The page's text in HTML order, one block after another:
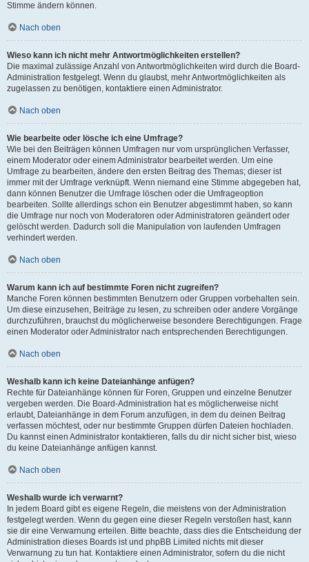
Stimme ändern können.
Nach oben
Wieso kann ich nicht mehr Antwortmöglichkeiten erstellen?
Die maximal zulässige Anzahl von Antwortmöglichkeiten wird durch die Board-
Administration festgelegt. Wenn du glaubst, mehr Antwortmöglichkeiten als
zugelassen zu benötigen, kontaktiere einen Administrator.
Nach oben
Wie bearbeite oder lösche ich eine Umfrage?
Wie bei den Beiträgen können Umfragen nur vom ursprünglichen Verfasser,
einem Moderator oder einem Administrator bearbeitet werden. Um eine
Umfrage zu bearbeiten, ändere den ersten Beitrag des Themas; dieser ist
immer mit der Umfrage verknüpft. Wenn niemand eine Stimme abgegeben hat,
dann können Benutzer die Umfrage löschen oder die Umfrageoption
bearbeiten. Sollte allerdings schon ein Benutzer abgestimmt haben, so kann
die Umfrage nur noch von Moderatoren oder Administratoren geändert oder
gelöscht werden. Dadurch soll die Manipulation von laufenden Umfragen
verhindert werden.
Nach oben
Warum kann ich auf bestimmte Foren nicht zugreifen?
Manche Foren können bestimmten Benutzern oder Gruppen vorbehalten sein.
Um diese einzusehen, Beiträge zu lesen, zu schreiben oder andere Vorgänge
durchzuführen, brauchst du möglicherweise besondere Berechtigungen. Frage
einen Moderator oder Administrator nach entsprechenden Berechtigungen.
Nach oben
Weshalb kann ich keine Dateianhänge anfügen?
Rechte für Dateianhänge können für Foren, Gruppen und einzelne Benutzer
vergeben werden. Die Board-Administration hat es möglicherweise nicht
erlaubt, Dateianhänge in dem Forum anzufügen, in dem du deinen Beitrag
verfassen möchtest, oder nur bestimmte Gruppen dürfen Dateien hochladen.
Du kannst einen Administrator kontaktieren, falls du dir nicht sicher bist, wieso
du keine Dateianhänge anfügen kannst.
Nach oben
Weshalb wurde ich verwarnt?
In jedem Board gibt es eigene Regeln, die meistens von der Administration
festgelegt werden. Wenn du gegen eine dieser Regeln verstoßen hast, kann
sie dir eine Verwarnung erteilen. Bitte beachte, dass dies die Entscheidung der
Administration dieses Boards ist und phpBB Limited nichts mit dieser
Verwarnung zu tun hat. Kontaktiere einen Administrator, sofern du die nicht